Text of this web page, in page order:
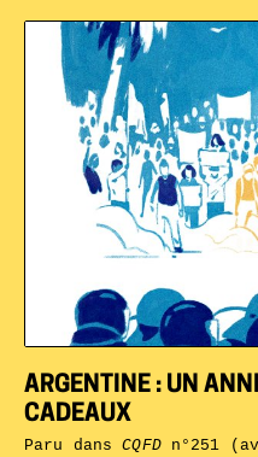
ARGENTINE : UN
CADEAUX
Paru dansCQFDn°251